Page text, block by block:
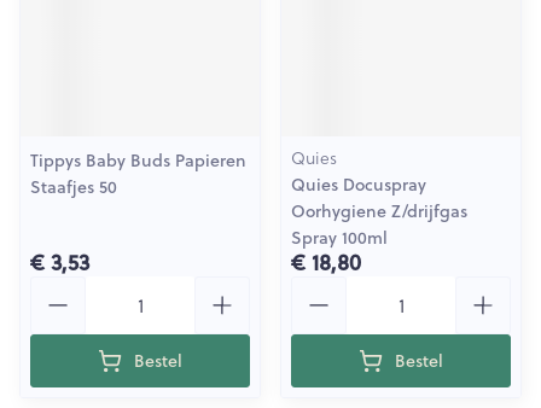
Tippys Baby Buds Papieren
Staafjes 50
€ 3,53
Bestel
Quies
Quies Docuspray
Oorhygiene Z/drijfgas
Spray 100ml
€ 18,80
Bestel